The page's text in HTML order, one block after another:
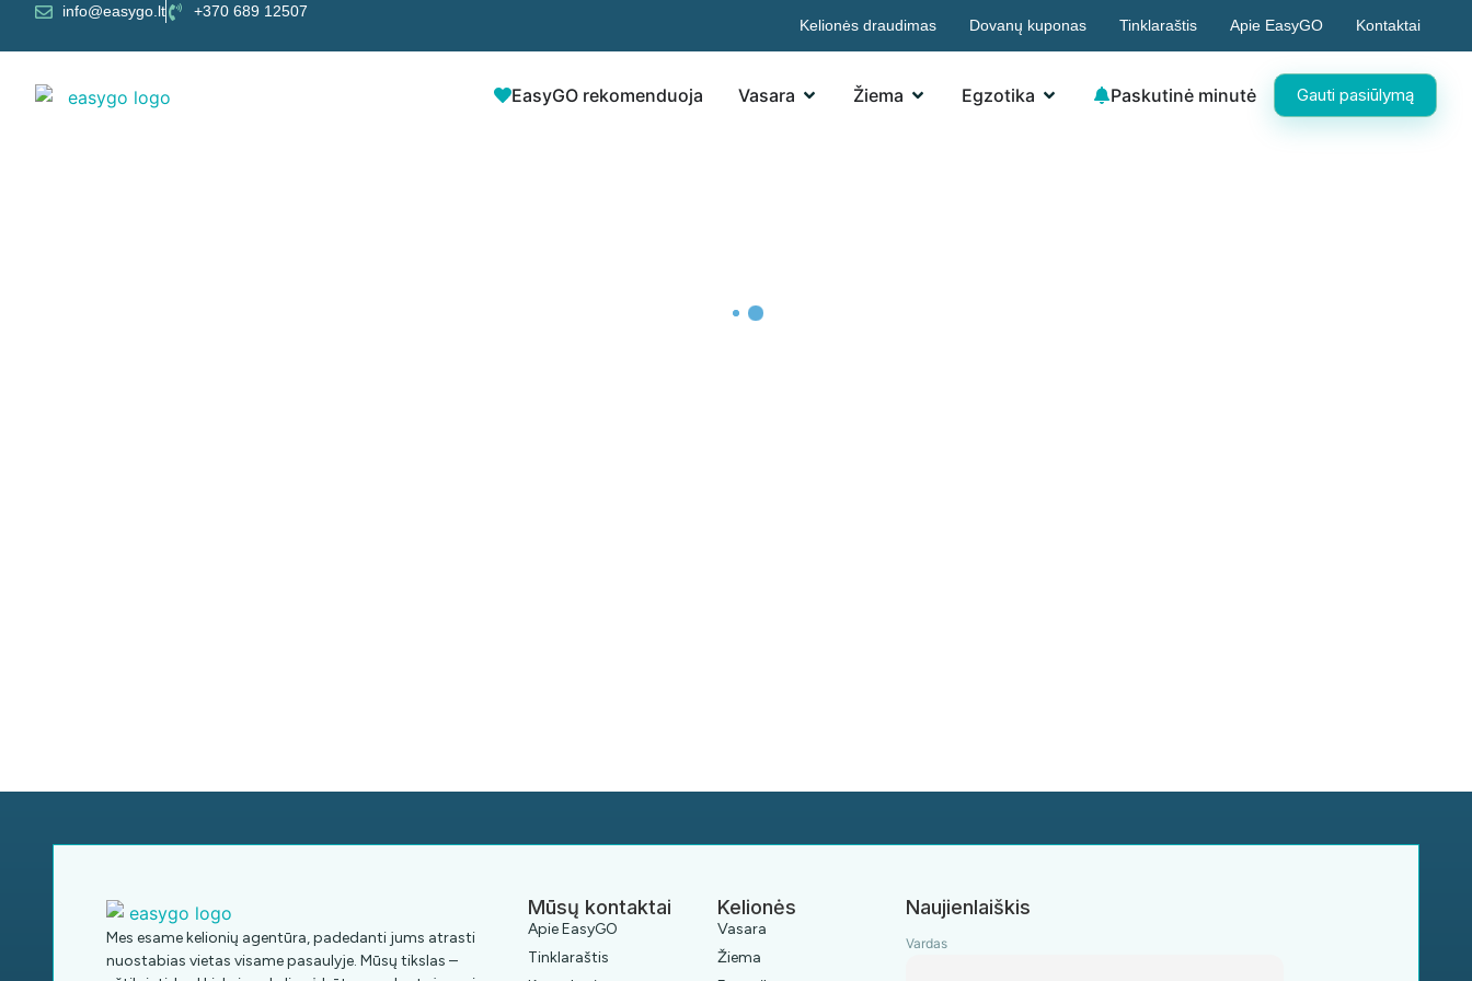
info@easygo.lt
+370 689 12507
Kelionės draudimas
Dovanų kuponas Tinklaraštis Apie EasyGO Kontaktai
EasyGO rekomenduoja Vasara Žiema Egzotika Paskutinė minutė Gauti pasiūlymą
Mes esame kelionių agentūra, padedanti jums atrasti
nuostabias vietas visame pasaulyje. Mūsų tikslas –
Mūsų kontaktai
Apie EasyGO
Tinklaraštis
Kelionės
Vasara
Žiema
Naujienlaiškis
Vardas